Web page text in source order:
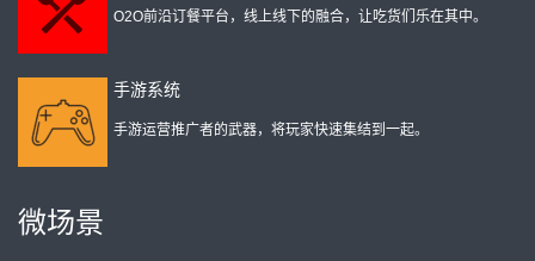
O2O前沿订餐平台，线上线下的融合，让吃货们乐在其中。
手游系统
手游运营推广者的武器，将玩家快速集结到一起。
微场景